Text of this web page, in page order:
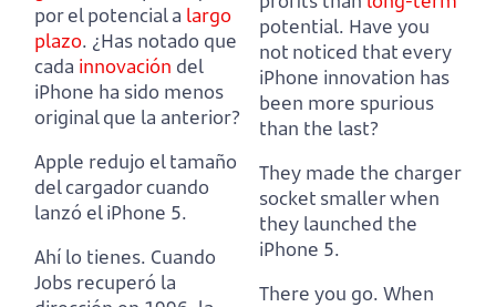
por el potencial a largo
plazo. ¿Has notado que
cada innovación del
iPhone ha sido menos
original que la anterior?
Apple redujo el tamaño
del cargador cuando
lanzó el iPhone 5.
Ahí lo tienes. Cuando
Jobs recuperó la
potential. Have you
not noticed that every
iPhone innovation has
been more spurious
than the last?
They made the charger
socket smaller when
they launched the
iPhone 5.
There you go. When